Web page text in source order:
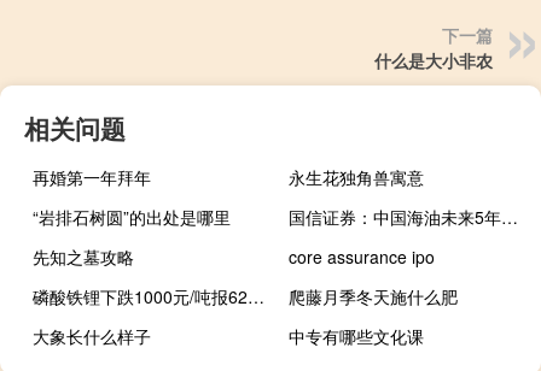
下一篇
什么是大小非农
相关问题
再婚第一年拜年
永生花独角兽寓意
“岩排石树圆”的出处是哪里
国信证券：中国海油未来5年将稳健增长给予“买入”评级
先知之墓攻略
core assurance ipo
磷酸铁锂下跌1000元/吨报62000元/吨
爬藤月季冬天施什么肥
大象长什么样子
中专有哪些文化课